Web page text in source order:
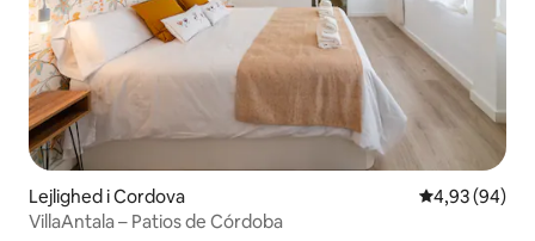
Lejlighed i Cordova 4,93 ud af 5 i
4,93 (94)
VillaAntala – Patios de Córdoba